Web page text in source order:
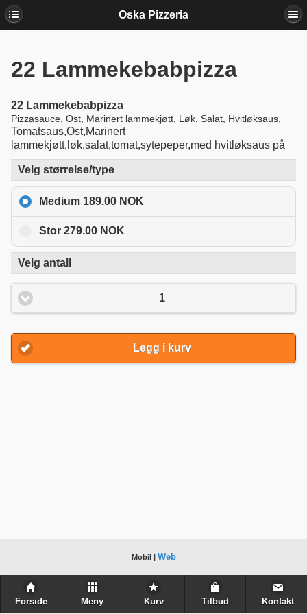
Oska Pizzeria
22 Lammekebabpizza
22 Lammekebabpizza
Pizzasauce, Ost, Marinert lammekjøtt, Løk, Salat, Hvitløksaus,
Tomatsaus,Ost,Marinert
lammekjøtt,løk,salat,tomat,sytepeper,med hvitløksaus på
Velg størrelse/type
Medium 189.00 NOK
Stor 279.00 NOK
Velg antall
1
Legg i kurv
Mobil | Web
Forside Meny Kurv Tilbud Kontakt